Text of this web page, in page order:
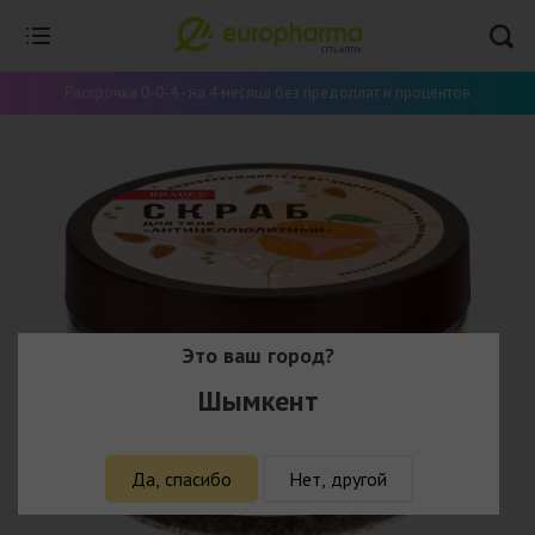
Рассрочка 0-0-4 - на 4 месяца без предоплат и процентов
Это ваш город?
Шымкент
Да, спасибо Нет, другой